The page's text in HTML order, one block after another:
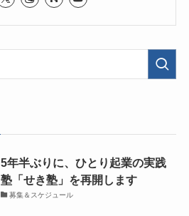
5年半ぶりに、ひとり起業の実践
塾「せき塾」を再開します
募集＆スケジュール